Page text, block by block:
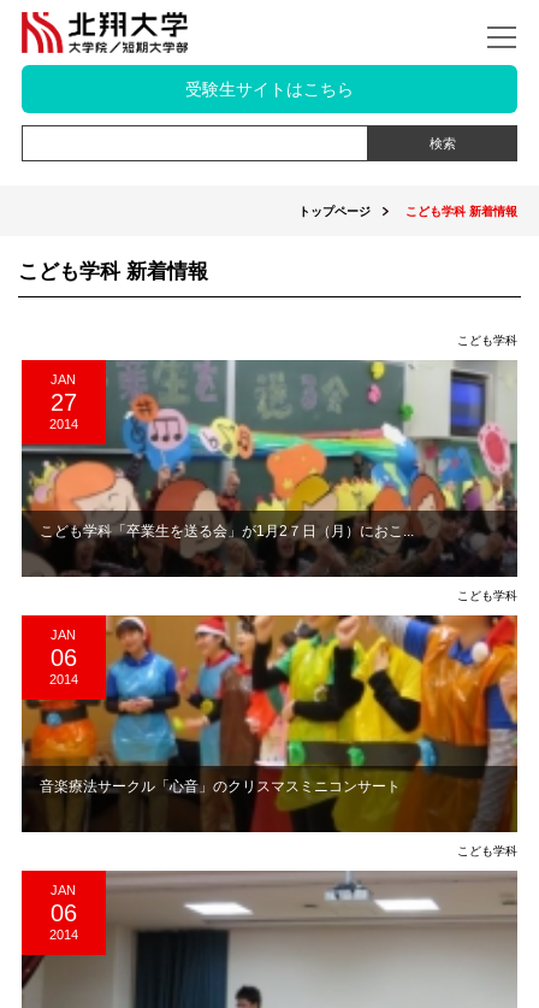
受験生サイトはこちら
トップページ こども学科 新着情報
こども学科 新着情報
こども学科
JAN
27
2014
こども学科「卒業生を送る会」が1月2７日（月）におこ...
こども学科
JAN
06
2014
音楽療法サークル「心音」のクリスマスミニコンサート
こども学科
JAN
06
2014